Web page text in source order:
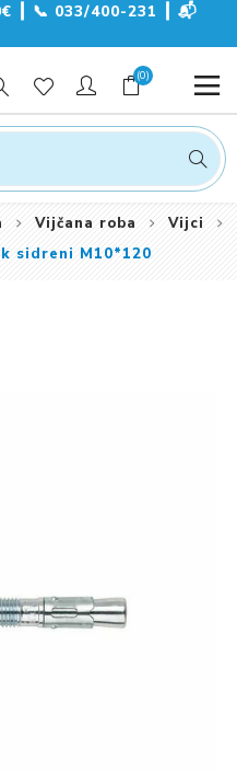
┃ 📞 033/400-231
📬
(0)
Vijčana roba
Vijci
sidreni M10*120